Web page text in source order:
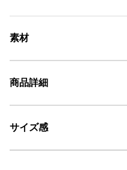
素材
素材の特徴
MTD：透湿・防水
商品詳細
・色：ノワール（ブラック） (005)
サイズ感